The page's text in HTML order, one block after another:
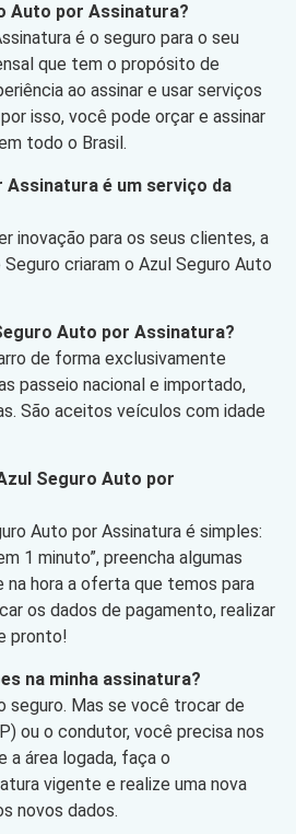
Auto por Assinatura?
é o seguro para o seu
que tem o propósito de
ao assinar e usar serviços
isso, você pode orçar e assinar
todo o Brasil.
é um serviço da
inovação para os seus clientes, a
criaram o Azul Seguro Auto
Auto por Assinatura?
de forma exclusivamente
passeio nacional e importado,
São aceitos veículos com idade
Seguro Auto por
Auto por Assinatura é simples:
1 minuto”, preencha algumas
hora a oferta que temos para
os dados de pagamento, realizar
pronto!
na minha assinatura?
seguro. Mas se você trocar de
ou o condutor, você precisa nos
a área logada, faça o
vigente e realize uma nova
novos dados.